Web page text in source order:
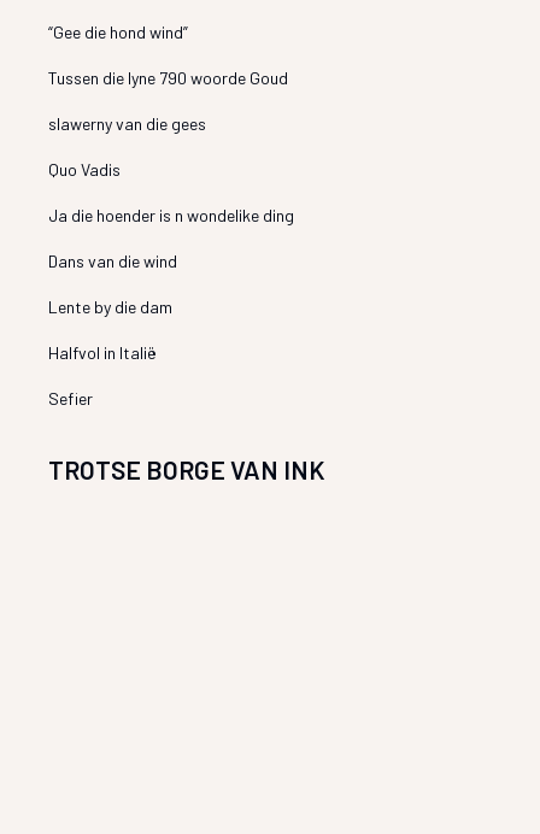
“Gee die hond wind”
Tussen die lyne 790 woorde Goud
slawerny van die gees
Quo Vadis
Ja die hoender is n wondelike ding
Dans van die wind
Lente by die dam
Halfvol in Italië
Sefier
TROTSE BORGE VAN INK